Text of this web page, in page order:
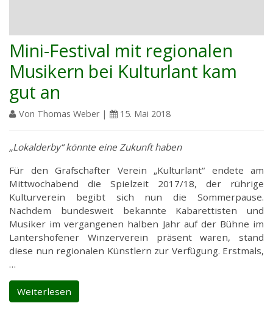
Mini-Festival mit regionalen
Musikern bei Kulturlant kam
gut an
Von Thomas Weber | 15. Mai 2018
„Lokalderby“ könnte eine Zukunft haben
Für den Grafschafter Verein „Kulturlant“ endete am
Mittwochabend die Spielzeit 2017/18, der rührige
Kulturverein begibt sich nun die Sommerpause.
Nachdem bundesweit bekannte Kabarettisten und
Musiker im vergangenen halben Jahr auf der Bühne im
Lantershofener Winzerverein präsent waren, stand
diese nun regionalen Künstlern zur Verfügung. Erstmals,
…
Weiterlesen